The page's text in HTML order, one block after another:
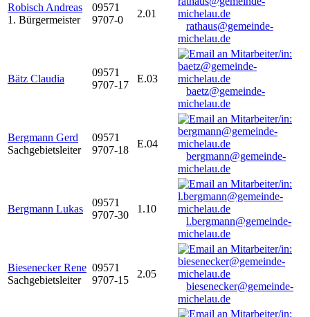
Robisch Andreas
1. Bürgermeister
09571
9707-0
2.01
rathaus@gemeinde-
michelau.de
Bätz Claudia
09571
9707-17
E.03
baetz@gemeinde-
michelau.de
Bergmann Gerd
Sachgebietsleiter
09571
9707-18
E.04
bergmann@gemeinde-
michelau.de
Bergmann Lukas
09571
9707-30
1.10
l.bergmann@gemeinde-
michelau.de
Biesenecker Rene
Sachgebietsleiter
09571
9707-15
2.05
biesenecker@gemeinde-
michelau.de